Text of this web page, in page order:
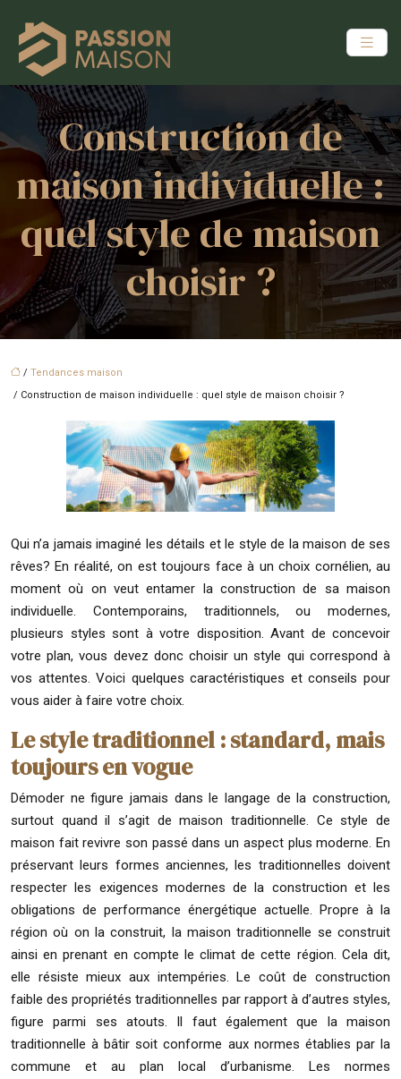
Construction de
maison individuelle :
quel style de maison
choisir ?
/ Tendances maison
/ Construction de maison individuelle : quel style de maison choisir ?
Qui n’a jamais imaginé les détails et le style de la maison de ses
rêves? En réalité, on est toujours face à un choix cornélien, au
moment où on veut entamer la construction de sa maison
individuelle. Contemporains, traditionnels, ou modernes,
plusieurs styles sont à votre disposition. Avant de concevoir
votre plan, vous devez donc choisir un style qui correspond à
vos attentes. Voici quelques caractéristiques et conseils pour
vous aider à faire votre choix.
Le style traditionnel : standard, mais
toujours en vogue
Démoder ne figure jamais dans le langage de la construction,
surtout quand il s’agit de maison traditionnelle. Ce style de
maison fait revivre son passé dans un aspect plus moderne. En
préservant leurs formes anciennes, les traditionnelles doivent
respecter les exigences modernes de la construction et les
obligations de performance énergétique actuelle. Propre à la
région où on la construit, la maison traditionnelle se construit
ainsi en prenant en compte le climat de cette région. Cela dit,
elle résiste mieux aux intempéries. Le coût de construction
faible des propriétés traditionnelles par rapport à d’autres styles,
figure parmi ses atouts. Il faut également que la maison
traditionnelle à bâtir soit conforme aux normes établies par la
commune et au plan local d’urbanisme. Les normes